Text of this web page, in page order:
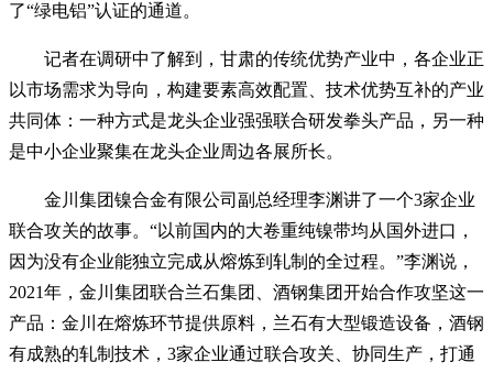
了“绿电铝”认证的通道。
记者在调研中了解到，甘肃的传统优势产业中，各企业正
以市场需求为导向，构建要素高效配置、技术优势互补的产业
共同体：一种方式是龙头企业强强联合研发拳头产品，另一种
是中小企业聚集在龙头企业周边各展所长。
金川集团镍合金有限公司副总经理李渊讲了一个3家企业
联合攻关的故事。“以前国内的大卷重纯镍带均从国外进口，
因为没有企业能独立完成从熔炼到轧制的全过程。”李渊说，
2021年，金川集团联合兰石集团、酒钢集团开始合作攻坚这一
产品：金川在熔炼环节提供原料，兰石有大型锻造设备，酒钢
有成熟的轧制技术，3家企业通过联合攻关、协同生产，打通